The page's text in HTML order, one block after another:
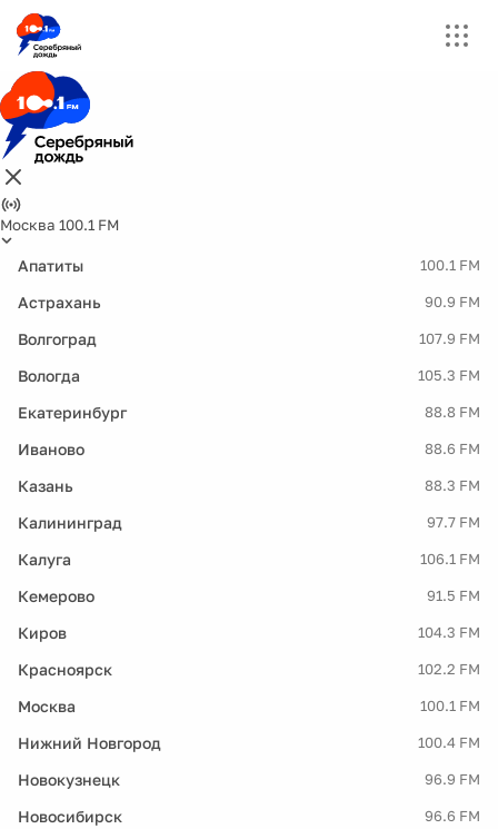
Москва 100.1 FM
Апатиты 100.1 FM
Астрахань 90.9 FM
Волгоград 107.9 FM
Вологда 105.3 FM
Екатеринбург 88.8 FM
Иваново 88.6 FM
Казань 88.3 FM
Калининград 97.7 FM
Калуга 106.1 FM
Кемерово 91.5 FM
Киров 104.3 FM
Красноярск 102.2 FM
Москва 100.1 FM
Нижний Новгород 100.4 FM
Новокузнецк 96.9 FM
Новосибирск 96.6 FM